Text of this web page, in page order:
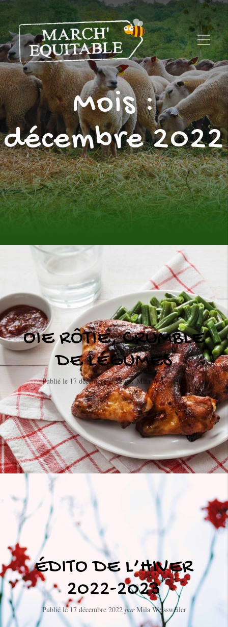
Mois :
décembre 2022
OIE RÔTIE, CRUMBLE
DE LÉGUMES
Publié le17 décembre 2022parMila Weissweiler
ÉDITO DE L’HIVER
2022-2023
Publié le17 décembre 2022 parMila Weissweiler